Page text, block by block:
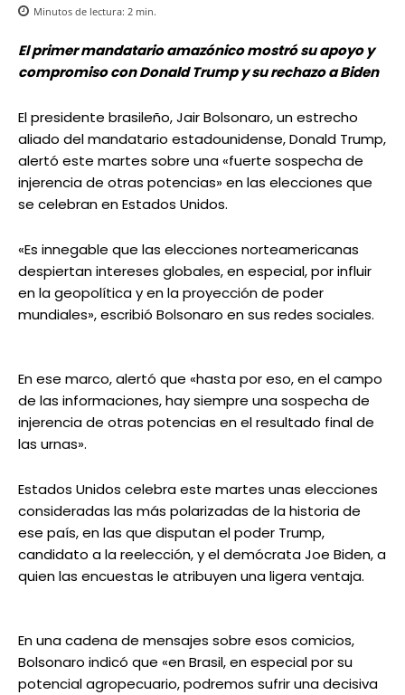
Minutos de lectura: 2 min.
El primer mandatario amazónico mostró su apoyo y
compromiso con Donald Trump y su rechazo a Biden
El presidente brasileño, Jair Bolsonaro, un estrecho
aliado del mandatario estadounidense, Donald Trump,
alertó este martes sobre una «fuerte sospecha de
injerencia de otras potencias» en las elecciones que
se celebran en Estados Unidos.
«Es innegable que las elecciones norteamericanas
despiertan intereses globales, en especial, por influir
en la geopolítica y en la proyección de poder
mundiales», escribió Bolsonaro en sus redes sociales.
En ese marco, alertó que «hasta por eso, en el campo
de las informaciones, hay siempre una sospecha de
injerencia de otras potencias en el resultado final de
las urnas».
Estados Unidos celebra este martes unas elecciones
consideradas las más polarizadas de la historia de
ese país, en las que disputan el poder Trump,
candidato a la reelección, y el demócrata Joe Biden, a
quien las encuestas le atribuyen una ligera ventaja.
En una cadena de mensajes sobre esos comicios,
Bolsonaro indicó que «en Brasil, en especial por su
potencial agropecuario, podremos sufrir una decisiva